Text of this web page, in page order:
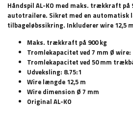
Håndspil AL-KO med maks. trækkraft
autotrailere. Sikret med en automatisk
tilbageløbssikring. Inkluderer wire 12,5
Maks. trækkraft på 900 kg
Tromlekapacitet ved 7 mm Ø wire:
Tromlekapacitet ved 50 mm
Udveksling: 8.75:1
Wire længde 12,5 m
Wire dimension Ø 7 mm
Original AL-KO